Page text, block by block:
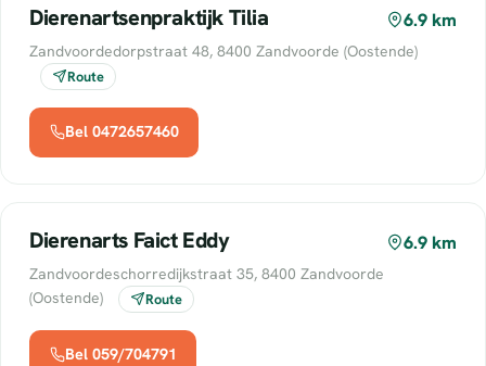
Dierenartsenpraktijk Tilia 6.9 km
Zandvoordedorpstraat 48, 8400 Zandvoorde (Oostende)
Route
Bel 0472657460
Dierenarts Faict Eddy 6.9 km
Zandvoordeschorredijkstraat 35, 8400 Zandvoorde
(Oostende)
Route
Bel 059/704791